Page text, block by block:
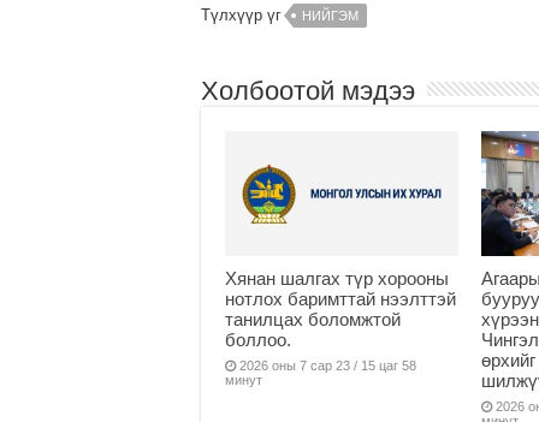
Түлхүүр үг НИЙГЭМ
Холбоотой мэдээ
Хянан шалгах түр хорооны
нотлох баримттай нээлттэй
танилцах боломжтой
боллоо.
2026 оны 7 сар 23 / 15 цаг 58
минут
2026